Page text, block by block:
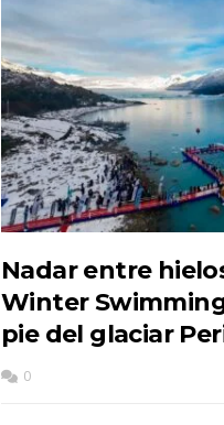
Nadar entre
Winter
pie del glaciar
0